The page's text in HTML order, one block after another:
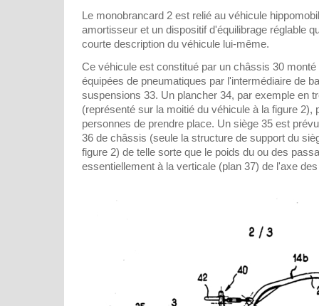
Le monobrancard 2 est relié au véhicule
amortisseur et un dispositif d'équilibrage réglable
courte description du véhicule lui-même.
Ce véhicule est constitué par un châssis 30
équipées de pneumatiques par l'intermédiaire de
suspensions 33. Un plancher 34, par exemple en
(représenté sur la moitié du véhicule à la figure 2),
personnes de prendre place. Un siège 35 est
36 de châssis (seule la structure de support du
figure 2) de telle sorte que le poids du ou des
essentiellement à la verticale (plan 37) de l'axe